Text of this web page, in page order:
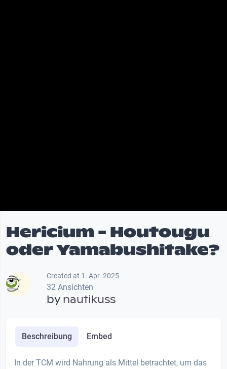
Hericium - Houtougu
oder Yamabushitake?
Created at 1. Apr. 2025
32 Ansichten
bynautikuss
Beschreibung Embed
In der TCM wird Nahrung als Mittel betrachtet, um das